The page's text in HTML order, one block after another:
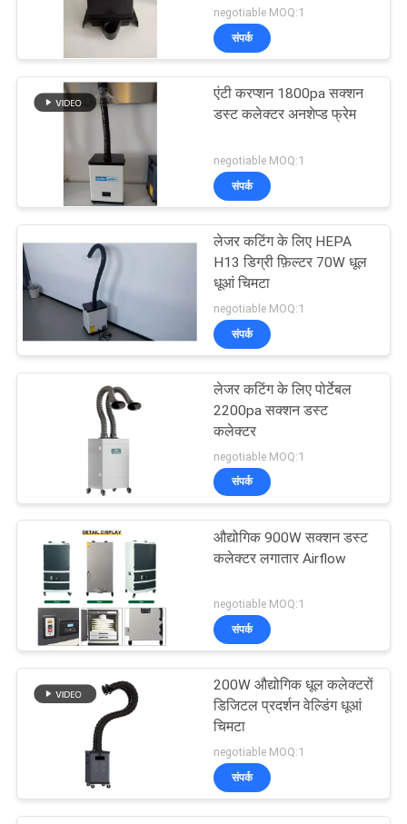
PRIVACY
POLICY
डेंटल एयरोसोल सक्शन
यूनिट
6
हेयर सैलून धूआं चिमटा
23
नेल सैलून फ्यूम
एक्सट्रैक्टर
HEPA धूआं चिमटा
negotiable MOQ:1
संपर्क
एंटी करप्शन 1800pa सक्शन
डस्ट कलेक्टर अनशेप्ड फ्रेम
negotiable MOQ:1
संपर्क
लेजर कटिंग के लिए HEPA
H13 डिग्री फ़िल्टर 70W धूल
धूआं चिमटा
negotiable MOQ:1
संपर्क
लेजर कटिंग के लिए पोर्टेबल
2200pa सक्शन डस्ट
कलेक्टर
negotiable MOQ:1
संपर्क
औद्योगिक 900W सक्शन डस्ट
कलेक्टर लगातार Airflow
negotiable MOQ:1
संपर्क
200W औद्योगिक धूल कलेक्टरों
डिजिटल प्रदर्शन वेल्डिंग धूआं
चिमटा
negotiable MOQ:1
संपर्क